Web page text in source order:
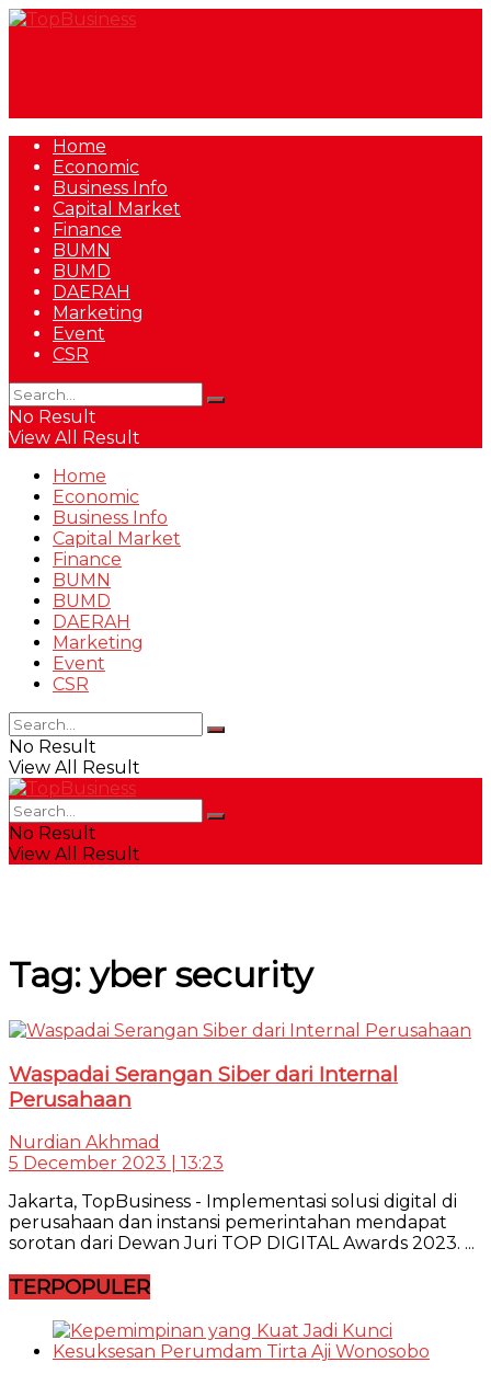
Home
Economic
Business Info
Capital Market
Finance
BUMN
BUMD
DAERAH
Marketing
Event
CSR
No Result
View All Result
Home
Economic
Business Info
Capital Market
Finance
BUMN
BUMD
DAERAH
Marketing
Event
CSR
No Result
View All Result
No Result
View All Result
Tag: yber security
Waspadai Serangan Siber dari Internal
Perusahaan
Nurdian Akhmad
5 December 2023 | 13:23
Jakarta, TopBusiness - Implementasi solusi digital di
perusahaan dan instansi pemerintahan mendapat
sorotan dari Dewan Juri TOP DIGITAL Awards 2023. ...
TERPOPULER